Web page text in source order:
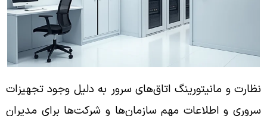
نظارت و مانیتورینگ اتاق‌های سرور به دلیل وجود تجهیزات
سروری و اطلاعات مهم سازمان‌ها و شرکت‌ها برای مدیران